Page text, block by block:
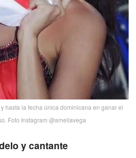
hasta la fecha única dominicana en ganar el
Foto Instagram @ameliavega
y cantante